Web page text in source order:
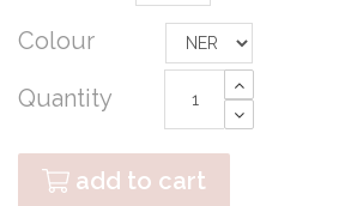
Colour
Quantity
add to cart